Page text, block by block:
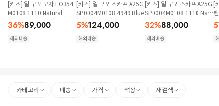
[키즈] 일 구포 모자 EO354
M0108 1110 Natural
36%89,000
해외배송
[키즈] 일 구포 스카프 A25G
SP0004M0108 4949 Blue
5%124,000
해외배송
[키즈] 일 구포 스카프 A25G
SP0004M0108 1110 Natu
ral
32%88,000
해외배송
[
카테고리 배송 가격 색상 재검색